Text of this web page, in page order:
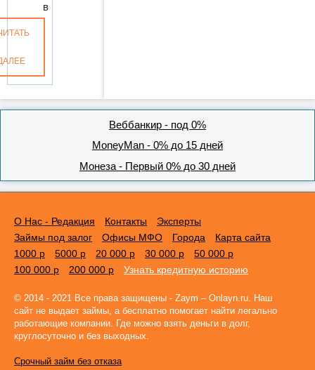
в
Веббанкир - под 0%
MoneyMan - 0% до 15 дней
Монеза - Первый 0% до 30 дней
О Нас - Редакция Контакты
Эксперты
Займы под залог
Офисы МФО Города
Карта сайта
1000 р
5000 р 20 000 р 30 000 р
50 000 р
100 000 р
200 000 р Узнать кредитную историю
© 2014 - 2021 Все права защищены - Zaym – Onlayn.ru. Наш
сайт не выдает займы, а бесплатно помогает найти легально
работающие компании. Где можно взять деньги в долг,
круглосуточно и без выходных.
Срочный займ без отказа